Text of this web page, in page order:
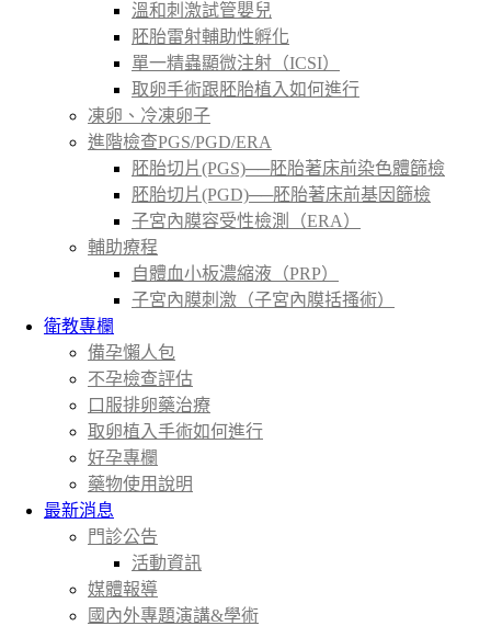
溫和刺激試管嬰兒
胚胎雷射輔助性孵化
單一精蟲顯微注射（ICSI）
取卵手術跟胚胎植入如何進行
凍卵、冷凍卵子
進階檢查PGS/PGD/ERA
胚胎切片(PGS)──胚胎著床前染色體篩檢
胚胎切片(PGD)──胚胎著床前基因篩檢
子宮內膜容受性檢測（ERA）
輔助療程
自體血小板濃縮液（PRP）
子宮內膜刺激（子宮內膜括搔術）
衛教專欄
備孕懶人包
不孕檢查評估
口服排卵藥治療
取卵植入手術如何進行
好孕專欄
藥物使用說明
最新消息
門診公告
活動資訊
媒體報導
國內外專題演講&學術